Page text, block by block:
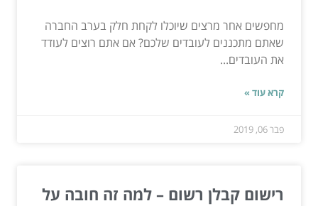
מחפשים אחר מרצים שיוכלו לקחת חלק בערב החברה
שאתם מתכננים לעובדים שלכם? אם אתם רוצים לעודד
את העובדים...
קרא עוד »
פבר 06, 2019
רישום קבלן רשום – למה זה חובה על